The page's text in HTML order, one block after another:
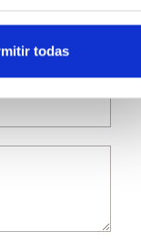
todas